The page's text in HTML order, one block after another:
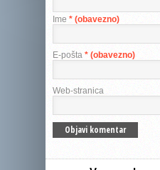
Ime * (obavezno)
E-pošta * (obavezno)
Web-stranica